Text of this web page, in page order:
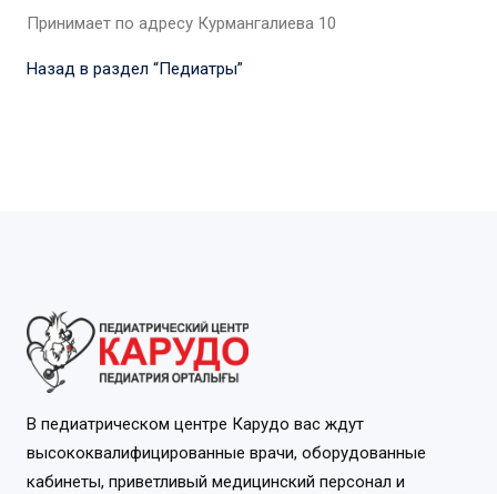
Принимает по адресу Курмангалиева 10
Назад в раздел “Педиатры”
В педиатрическом центре Карудо вас ждут
высококвалифицированные врачи, оборудованные
кабинеты, приветливый медицинский персонал и